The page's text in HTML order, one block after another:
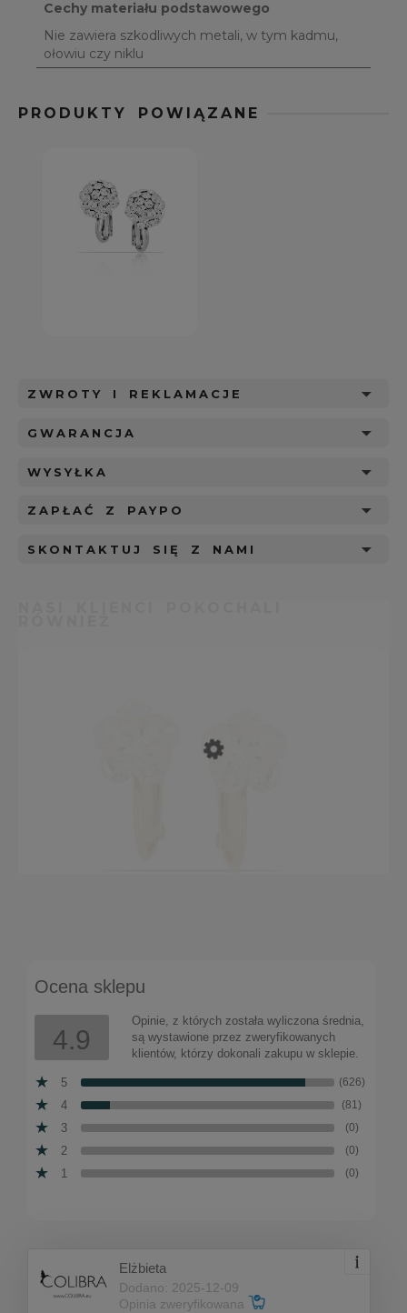
Cechy materiału podstawowego
Nie zawiera szkodliwych metali, w tym kadmu,
ołowiu czy niklu
PRODUKTY POWIĄZANE
ZWROTY I REKLAMACJE
GWARANCJA
WYSYŁKA
ZAPŁAĆ Z PAYPO
SKONTAKTUJ SIĘ Z NAMI
Do koszyka
Ocena sklepu
4.9
Opinie, z których została wyliczona średnia,
są wystawione przez zweryfikowanych
klientów, którzy dokonali zakupu w sklepie.
5 (626)
4 (81)
3 (0)
2 (0)
1 (0)
Elżbieta
Dodano: 2025-12-09
Opinia zweryfikowana